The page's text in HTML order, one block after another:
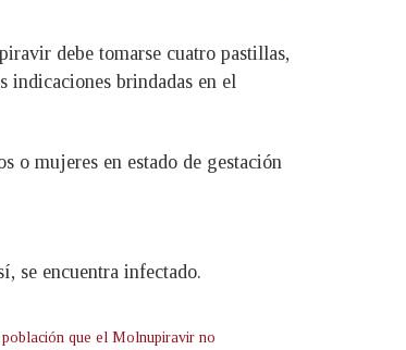
debe tomarse cuatro pastillas,
indicaciones brindadas en el
o mujeres en estado de gestación
se encuentra infectado.
que el Molnupiravir no